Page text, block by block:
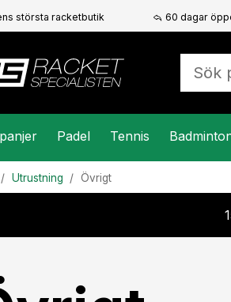
största racketbutik 60 dagar
Padel Tennis
Utrustning Övrigt